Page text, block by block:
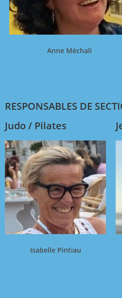
Anne Méchali
RESPONSABLES DE
Judo / Pilates
Isabelle Pintiau